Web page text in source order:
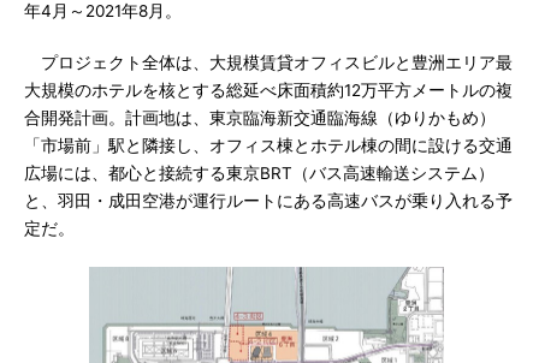
年4月～2021年8月。
プロジェクト全体は、大規模賃貸オフィスビルと豊洲エリア最
大規模のホテルを核とする総延べ床面積約12万平方メートルの複
合開発計画。計画地は、東京臨海新交通臨海線（ゆりかもめ）
「市場前」駅と隣接し、オフィス棟とホテル棟の間に設ける交通
広場には、都心と接続する東京BRT（バス高速輸送システム）
と、羽田・成田空港が運行ルートにある高速バスが乗り入れる予
定だ。